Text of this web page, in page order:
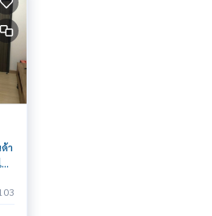
ลอด 24 ชม
ท ***
175-6462
Resales & Leasing)
า
ม่